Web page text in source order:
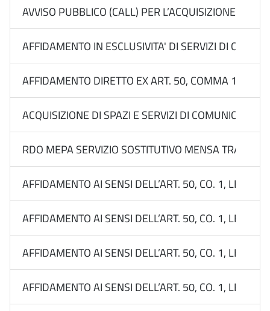
AVVISO PUBBLICO (CALL) PER L’ACQUISIZIONE DI
AFFIDAMENTO IN ESCLUSIVITA' DI SERVIZI DI
AFFIDAMENTO DIRETTO EX ART. 50, COMMA 1,
ACQUISIZIONE DI SPAZI E SERVIZI DI
RDO MEPA SERVIZIO SOSTITUTIVO MENSA TRAMITE
AFFIDAMENTO AI SENSI DELL’ART. 50, CO. 1, LETT.
AFFIDAMENTO AI SENSI DELL’ART. 50, CO. 1, LETT.
AFFIDAMENTO AI SENSI DELL’ART. 50, CO. 1, LETT.
AFFIDAMENTO AI SENSI DELL’ART. 50, CO. 1, LETT.